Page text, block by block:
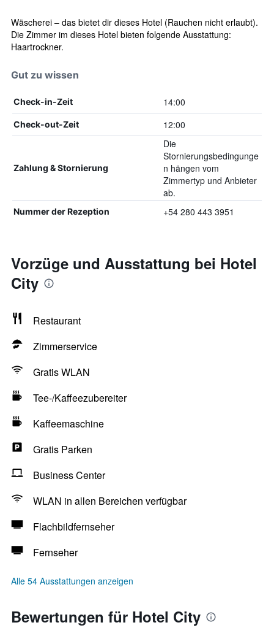
Wäscherei – das bietet dir dieses Hotel (Rauchen nicht erlaubt).
Die Zimmer im dieses Hotel bieten folgende Ausstattung:
Haartrockner.
Gut zu wissen
Check-in-Zeit 14:00
Check-out-Zeit 12:00
Zahlung & Stornierung
Die
Stornierungsbedingunge
n hängen vom
Zimmertyp und Anbieter
ab.
Nummer der Rezeption +54 280 443 3951
Vorzüge und Ausstattung bei Hotel
City
Restaurant
Zimmerservice
Gratis WLAN
Tee-/Kaffeezubereiter
Kaffeemaschine
Gratis Parken
Business Center
WLAN in allen Bereichen verfügbar
Flachbildfernseher
Fernseher
Alle 54 Ausstattungen anzeigen
Bewertungen für Hotel City